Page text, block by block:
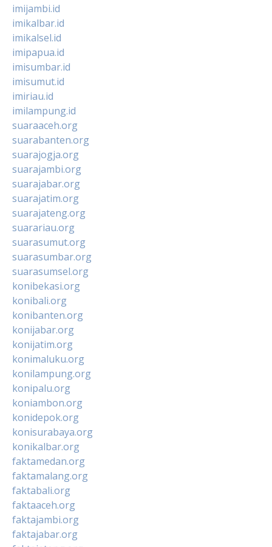
imijambi.id
imikalbar.id
imikalsel.id
imipapua.id
imisumbar.id
imisumut.id
imiriau.id
imilampung.id
suaraaceh.org
suarabanten.org
suarajogja.org
suarajambi.org
suarajabar.org
suarajatim.org
suarajateng.org
suarariau.org
suarasumut.org
suarasumbar.org
suarasumsel.org
konibekasi.org
konibali.org
konibanten.org
konijabar.org
konijatim.org
konimaluku.org
konilampung.org
konipalu.org
koniambon.org
konidepok.org
konisurabaya.org
konikalbar.org
faktamedan.org
faktamalang.org
faktabali.org
faktaaceh.org
faktajambi.org
faktajabar.org